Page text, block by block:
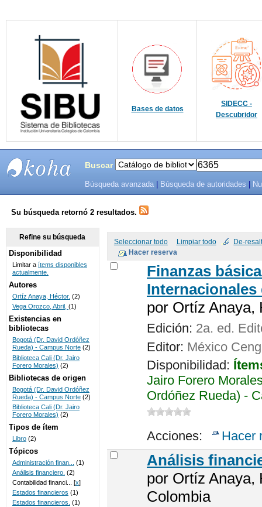
Bases de datos
SIDECC -
Descubridor
SISTEMAS
DE
BIBLIOTECAS
UNICOC
Buscar
Búsqueda avanzada Búsqueda de autoridades
Su búsqueda retornó 2 resultados.
Seleccionar todo Limpiar todo De-
Finanzas
Internacionales
por Ortíz Anaya,
Edición: 2a. ed.
Editor: México
Disponibilidad:
Jairo Forero
Ordóñez Rueda) -
Acciones: Hacer
Análisis
por Ortíz Anaya,
Colombia
Refine su búsqueda
Disponibilidad
Limitar a ítems disponibles
actualmente.
Autores
Ortíz Anaya, Héctor. (2)
Vega Orozco, Abril, (1)
Existencias en
bibliotecas
Bogotá (Dr. David Ordóñez
Rueda) - Campus Norte (2)
Biblioteca Cali (Dr. Jairo
Forero Morales) (2)
Bibliotecas de origen
Bogotá (Dr. David Ordóñez
Rueda) - Campus Norte (2)
Biblioteca Cali (Dr. Jairo
Forero Morales) (2)
Tipos de ítem
Libro (2)
Tópicos
Administración finan...
(1)
Análisis financiero. (2)
Contabilidad financi...
[x]
Estados financieros (1)
Estados financieros. (1)